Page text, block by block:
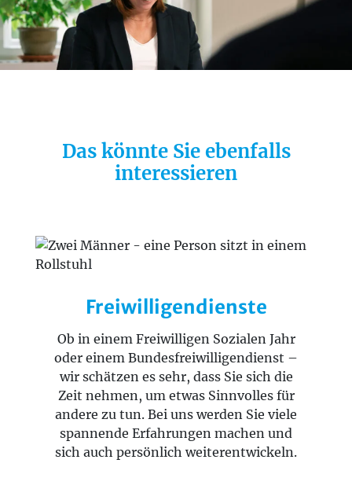
Das könnte Sie ebenfalls
interessieren
Freiwilligendienste
Ob in einem Freiwilligen Sozialen Jahr
oder einem Bundesfreiwilligendienst –
wir schätzen es sehr, dass Sie sich die
Zeit nehmen, um etwas Sinnvolles für
andere zu tun. Bei uns werden Sie viele
spannende Erfahrungen machen und
sich auch persönlich weiterentwickeln.